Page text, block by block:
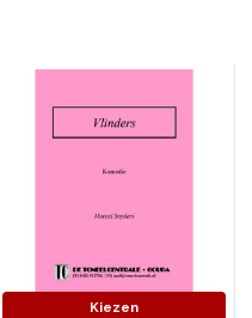
Kiezen